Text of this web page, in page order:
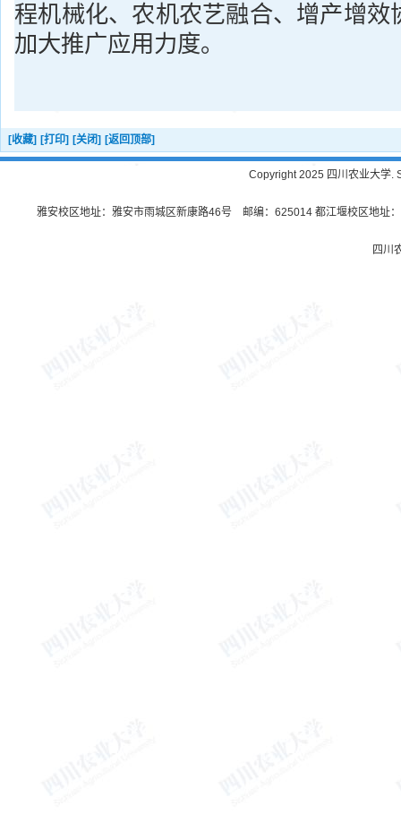
程机械化、农机农艺融合、增产增效
加大推广应用力度。
[收藏] [打印] [关闭] [返回顶部]
Copyright 2025 四川农业大学.
雅安校区地址：雅安市雨城区新康路46号 邮编：625014 都江堰校区地址
四川